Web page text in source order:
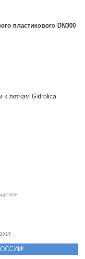
пластикового DN300
к лоткам Gidrolica